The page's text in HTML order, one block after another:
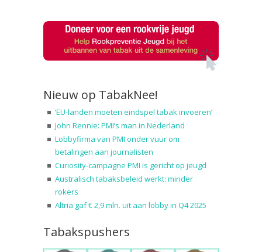
Nieuw op TabakNee!
‘EU-landen moeten eindspel tabak invoeren’
John Rennie: PMI’s man in Nederland
Lobbyfirma van PMI onder vuur om
betalingen aan journalisten
Curiosity-campagne PMI is gericht op jeugd
Australisch tabaksbeleid werkt: minder
rokers
Altria gaf € 2,9 mln. uit aan lobby in Q4 2025
Tabakspushers